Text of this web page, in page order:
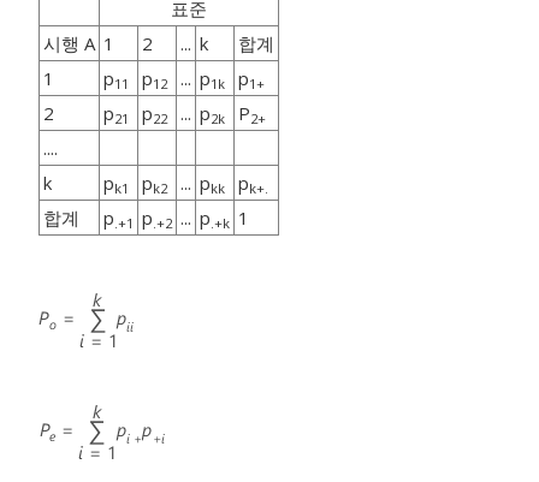
표준
시행 A 1 2 ... k
합계
1
p11 p12 ... p1k p1+
2 p21 p22 ... p2k P2+
....
k
pk1 pk2 ... pkk pk+.
합계 p .+1 p .+2 ... p .+k 1